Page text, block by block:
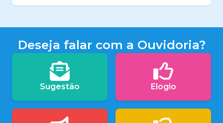
Deseja falar com a Ouvidoria?
Sugestão Elogio